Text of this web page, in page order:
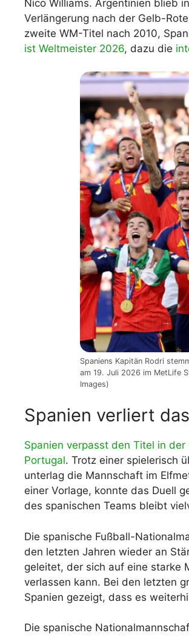
Nico Williams. Argentinien blieb
Verlängerung nach der Gelb-
zweite WM-Titel nach 2010,
ist Weltmeister 2026, dazu die
Spaniens Kapitän Rodri
am 19. Juli 2026 im MetLife
Images)
Spanien verliert
Spanien verpasst den Titel in
Portugal. Trotz einer spielerisch
unterlag die Mannschaft im
einer Vorlage, konnte das Duell
des spanischen Teams bleibt
Die spanische Fußball-
den letzten Jahren wieder an
geleitet, der sich auf eine starke
verlassen kann. Bei den letzten
Spanien gezeigt, dass es
Die spanische